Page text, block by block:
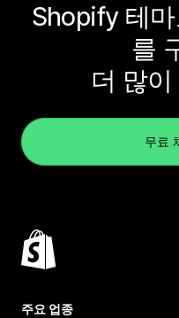
Shopify 테
를
더 많
무료
주요 업종